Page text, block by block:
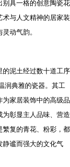
别具一格的创意陶瓷花
与人文精神的居家装
动气韵。
的泥土经过数十道工序
润典雅的瓷器。其工
家居装饰中的高级品
彰显主人品味、营造
繁复的青花、粉彩，都
静谧而强大的文化气